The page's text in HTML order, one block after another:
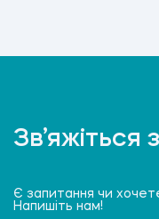
Зв’яжіться
Є запитання чи
Напишіть нам!